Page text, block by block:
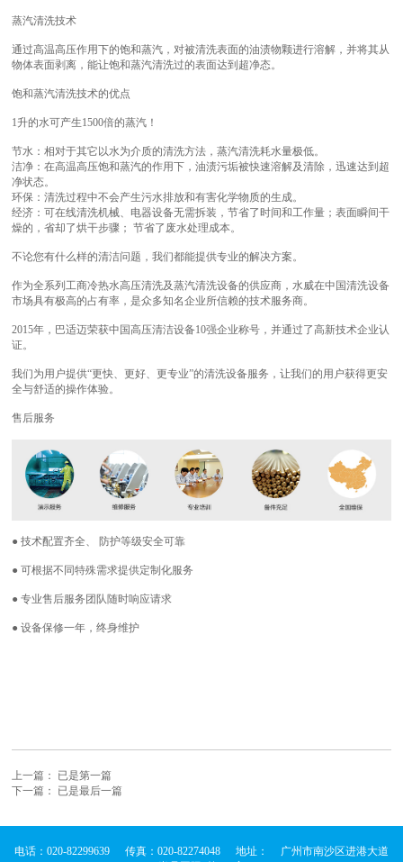
蒸汽清洗技术
通过高温高压作用下的饱和蒸汽，对被清洗表面的油渍物颗进行溶解，并将其从
物体表面剥离，能让饱和蒸汽清洗过的表面达到超净态。
饱和蒸汽清洗技术的优点
1升的水可产生1500倍的蒸汽！
节水：相对于其它以水为介质的清洗方法，蒸汽清洗耗水量极低。
洁净：在高温高压饱和蒸汽的作用下，油渍污垢被快速溶解及清除，迅速达到超
净状态。
环保：清洗过程中不会产生污水排放和有害化学物质的生成。
经济：可在线清洗机械、电器设备无需拆装，节省了时间和工作量；表面瞬间干
燥的，省却了烘干步骤； 节省了废水处理成本。
不论您有什么样的清洁问题，我们都能提供专业的解决方案。
作为全系列工商冷热水高压清洗及蒸汽清洗设备的供应商，水威在中国清洗设备
市场具有极高的占有率，是众多知名企业所信赖的技术服务商。
2015年，巴适迈荣获中国高压清洁设备10强企业称号，并通过了高新技术企业认
证。
我们为用户提供“更快、更好、更专业”的清洗设备服务，让我们的用户获得更安
全与舒适的操作体验。
售后服务
● 技术配置齐全、 防护等级安全可靠
● 可根据不同特殊需求提供定制化服务
● 专业售后服务团队随时响应请求
● 设备保修一年，终身维护
上一篇： 已是第一篇
下一篇： 已是最后一篇
电话：020-82299639 传真：020-82274048 地址：
广州市南沙区进港大道